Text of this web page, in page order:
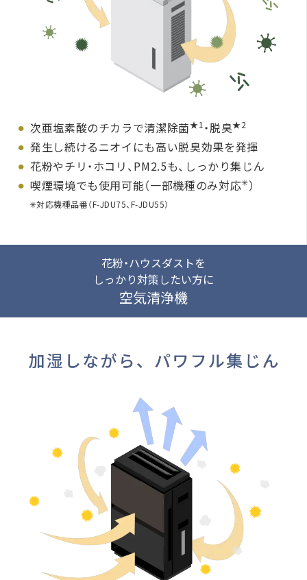
次亜塩素酸のチカラで清潔除菌★1 ・脱臭★2
発生し続けるニオイにも高い脱臭効果を発揮
花粉やチリ・ホコリ、PM2.5も、しっかり集じん
喫煙環境でも使用可能（一部機種のみ対応✳︎）
✳︎対応機種品番（F-JDU75、F-JDU55）
花粉・ハウスダストを
しっかり対策したい方に
空気清浄機